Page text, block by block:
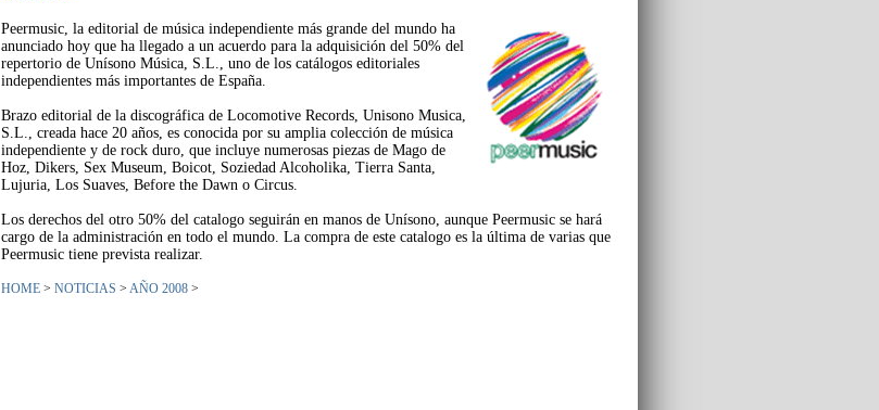
Peermusic, la editorial de música independiente más grande del mundo ha
anunciado hoy que ha llegado a un acuerdo para la adquisición del 50% del
repertorio de Unísono Música, S.L., uno de los catálogos editoriales
independientes más importantes de España.
Brazo editorial de la discográfica de Locomotive Records, Unisono Musica,
S.L., creada hace 20 años, es conocida por su amplia colección de música
independiente y de rock duro, que incluye numerosas piezas de Mago de
Hoz, Dikers, Sex Museum, Boicot, Soziedad Alcoholika, Tierra Santa,
Lujuria, Los Suaves, Before the Dawn o Circus.
Los derechos del otro 50% del catalogo seguirán en manos de Unísono, aunque Peermusic se hará
cargo de la administración en todo el mundo. La compra de este catalogo es la última de varias que
Peermusic tiene prevista realizar.
HOME > NOTICIAS > AÑO 2008 >